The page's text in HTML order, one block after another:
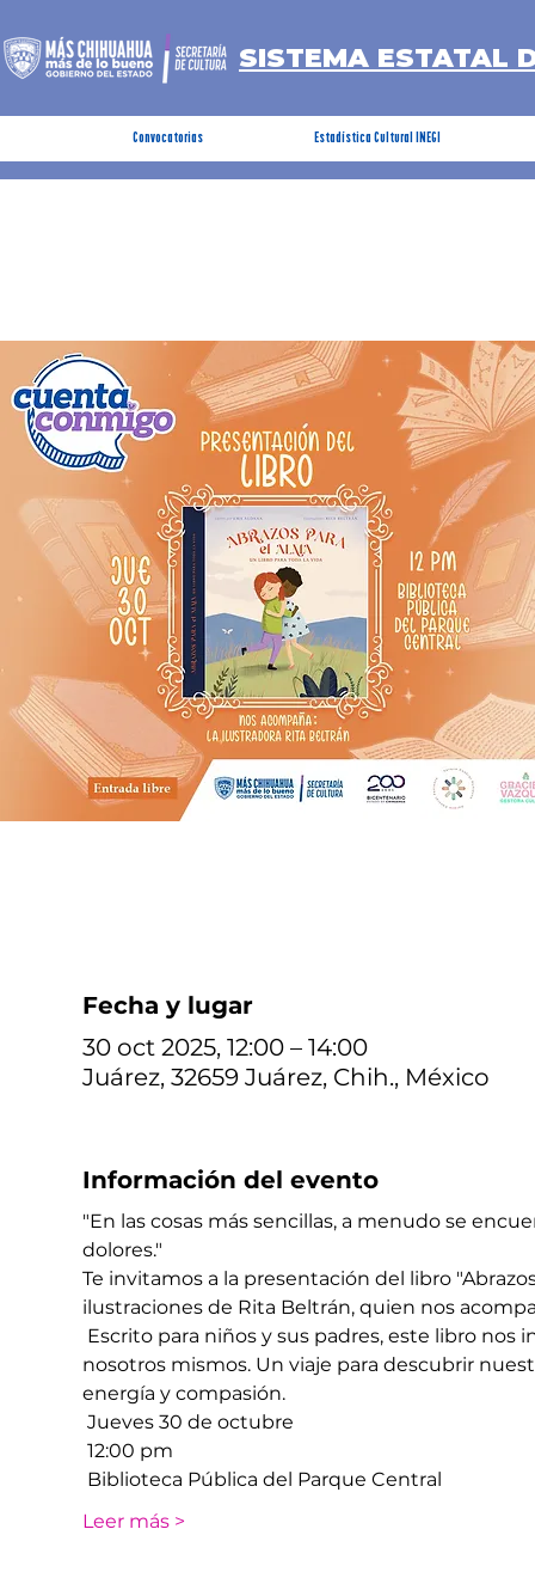
SISTEMA ESTATAL
Convocatorias Estadística Cultural INEGI
Fecha y lugar
30 oct 2025, 12:00 – 14:00
Juárez, 32659 Juárez, Chih., México
Información del evento
"En las cosas más sencillas, a menudo se
dolores."
Te invitamos a la presentación del libro
ilustraciones de Rita Beltrán, quien nos
Escrito para niños y sus padres, este libro
nosotros mismos. Un viaje para descubrir
energía y compasión.
Jueves 30 de octubre
12:00 pm
Biblioteca Pública del Parque Central
Leer más >